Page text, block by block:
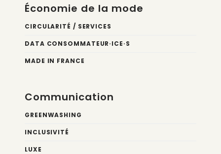
Économie de la mode
CIRCULARITÉ / SERVICES
DATA CONSOMMATEUR·ICE·S
MADE IN FRANCE
Communication
GREENWASHING
INCLUSIVITÉ
LUXE